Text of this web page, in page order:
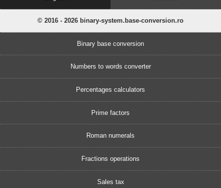
© 2016 - 2026 binary-system.base-conversion.ro
Binary base conversion
Numbers to words converter
Percentages calculators
Prime factors
Roman numerals
Fractions operations
Sales tax